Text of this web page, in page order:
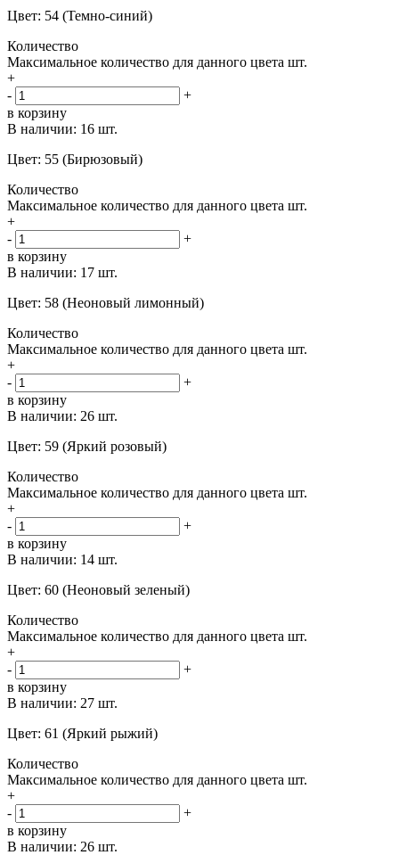
Цвет: 54 (Темно-синий)
Количество
Максимальное количество для данного цвета шт.
+
-
+
в корзину
В наличии: 16 шт.
Цвет: 55 (Бирюзовый)
Количество
Максимальное количество для данного цвета шт.
+
-
+
в корзину
В наличии: 17 шт.
Цвет: 58 (Неоновый лимонный)
Количество
Максимальное количество для данного цвета шт.
+
-
+
в корзину
В наличии: 26 шт.
Цвет: 59 (Яркий розовый)
Количество
Максимальное количество для данного цвета шт.
+
-
+
в корзину
В наличии: 14 шт.
Цвет: 60 (Неоновый зеленый)
Количество
Максимальное количество для данного цвета шт.
+
-
+
в корзину
В наличии: 27 шт.
Цвет: 61 (Яркий рыжий)
Количество
Максимальное количество для данного цвета шт.
+
-
+
в корзину
В наличии: 26 шт.